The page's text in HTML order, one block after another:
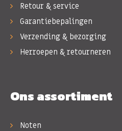
Retour & service
Garantiebepalingen
Verzending & bezorging
Herroepen & retourneren
Ons assortiment
Noten